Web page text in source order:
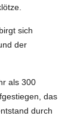
sich
der
als 300
das
durch